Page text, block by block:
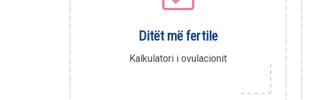
Ditët më fertile
Kalkulatori i ovulacionit